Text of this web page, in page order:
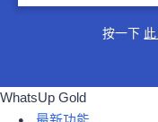
按一下
WhatsUp Gold